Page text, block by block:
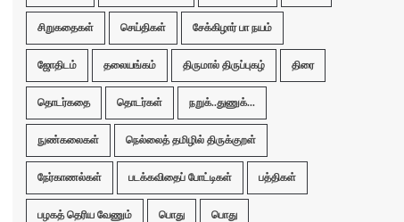
சிறுகதைகள் செய்திகள் சேக்கிழார் பா நயம்
ஜோதிடம் தலையங்கம் திருமால் திருப்புகழ் திரை
தொடர்கதை தொடர்கள் நறுக்..துணுக்...
நுண்கலைகள் நெல்லைத் தமிழில் திருக்குறள்
நேர்காணல்கள் படக்கவிதைப் போட்டிகள் பத்திகள்
பழகத் தெரிய வேணும் பொது பொது